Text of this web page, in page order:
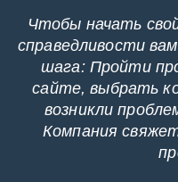
Чтобы начать
справедливости
шага: Пройти
сайте, выбрать
возникли
Компания